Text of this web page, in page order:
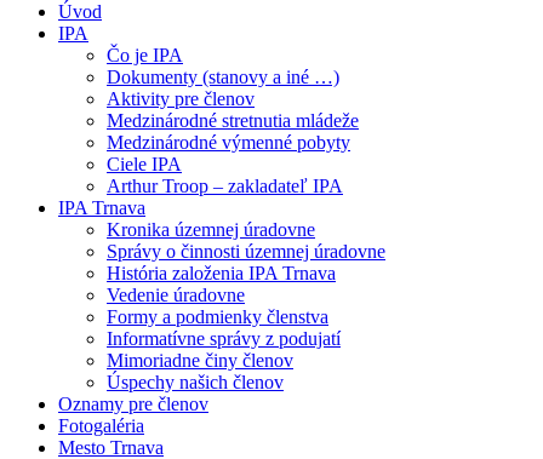
Úvod
IPA
Čo je IPA
Dokumenty (stanovy a iné …)
Aktivity pre členov
Medzinárodné stretnutia mládeže
Medzinárodné výmenné pobyty
Ciele IPA
Arthur Troop – zakladateľ IPA
IPA Trnava
Kronika územnej úradovne
Správy o činnosti územnej úradovne
História založenia IPA Trnava
Vedenie úradovne
Formy a podmienky členstva
Informatívne správy z podujatí
Mimoriadne činy členov
Úspechy našich členov
Oznamy pre členov
Fotogaléria
Mesto Trnava